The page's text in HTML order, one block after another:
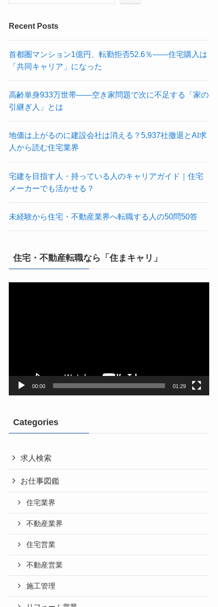
Recent Posts
首都圏マンション1億円、転勤拒否52.6％——住宅購入は
「共同キャリア」になった
高齢単身933万世帯——空き家問題で次に不足する「家の
引継ぎ人」とは
地価は上がるのに建設会社は消える？5,937社撤退とAI求
人から読む住宅業界
宅建を目指す人・持っている人のキャリアガイド｜住宅
メーカーでも活かせる？
未経験から住宅・不動産業界へ転職する人の50問50答
住宅・不動産転職なら「住まキャリ」
00:00 01:29
Categories
求人検索
お仕事図鑑
住宅業界
不動産業界
住宅営業
不動産営業
施工管理